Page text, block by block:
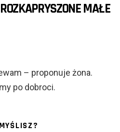
MAŁE
– proponuje żona.
po dobroci.